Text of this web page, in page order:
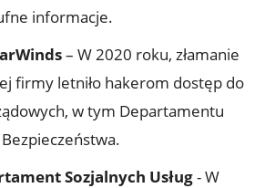
informacje.
– ⁤W 2020 ⁢roku,⁢ złamanie
firmy letniło hakerom dostęp do
w ‌tym Departamentu
​Sozjalnych‍ Usług‌- ‍W ​